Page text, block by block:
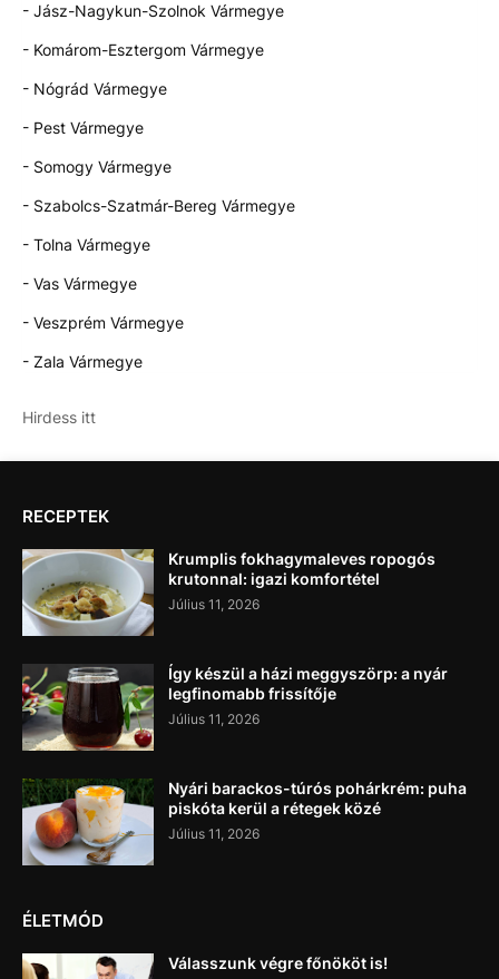
- Jász-Nagykun-Szolnok Vármegye
- Komárom-Esztergom Vármegye
- Nógrád Vármegye
- Pest Vármegye
- Somogy Vármegye
- Szabolcs-Szatmár-Bereg Vármegye
- Tolna Vármegye
- Vas Vármegye
- Veszprém Vármegye
- Zala Vármegye
Hirdess itt
RECEPTEK
Krumplis fokhagymaleves ropogós
krutonnal: igazi komfortétel
Július 11, 2026
Így készül a házi meggyszörp: a nyár
legfinomabb frissítője
Július 11, 2026
Nyári barackos-túrós pohárkrém: puha
piskóta kerül a rétegek közé
Július 11, 2026
ÉLETMÓD
Válasszunk végre főnököt is!